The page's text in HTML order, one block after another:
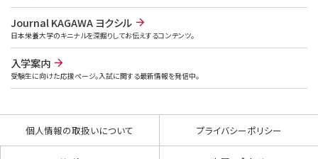
Journal KAGAWA ヨクシル
日本栄養大学のキニナルを深掘りしてお伝えするコンテンツ。
入学案内
受験生に向けた応援ページ。入試に関する最新情報を発信中。
個人情報の取扱いについて プライバシーポリシー